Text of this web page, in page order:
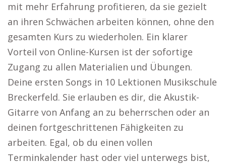
mit mehr Erfahrung profitieren, da sie gezielt
an ihren Schwächen arbeiten können, ohne den
gesamten Kurs zu wiederholen. Ein klarer
Vorteil von Online-Kursen ist der sofortige
Zugang zu allen Materialien und Übungen.
Deine ersten Songs in 10 Lektionen Musikschule
Breckerfeld. Sie erlauben es dir, die Akustik-
Gitarre von Anfang an zu beherrschen oder an
deinen fortgeschrittenen Fähigkeiten zu
arbeiten. Egal, ob du einen vollen
Terminkalender hast oder viel unterwegs bist,